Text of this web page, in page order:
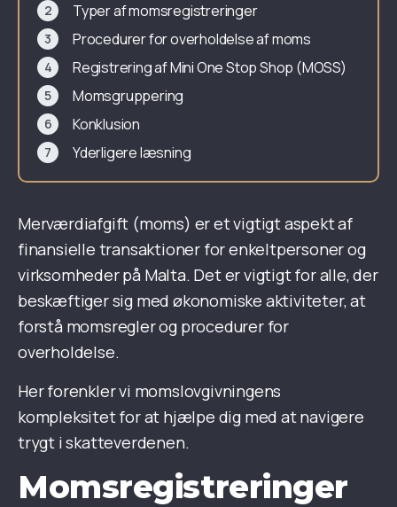
Typer af momsregistreringer
Procedurer for overholdelse af moms
Registrering af Mini One Stop Shop (MOSS)
Momsgruppering
Konklusion
Yderligere læsning
Merværdiafgift (moms) er et vigtigt aspekt af
finansielle transaktioner for enkeltpersoner og
virksomheder på Malta. Det er vigtigt for alle, der
beskæftiger sig med økonomiske aktiviteter, at
forstå momsregler og procedurer for
overholdelse.
Her forenkler vi momslovgivningens
kompleksitet for at hjælpe dig med at navigere
trygt i skatteverdenen.
Momsregistreringer